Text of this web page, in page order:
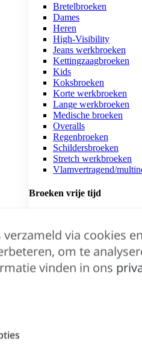
Bretelbroeken
Dames
Heren
High-Visibility
Jeans werkbroeken
Kettingzaagbroeken
Kids
Koksbroeken
Korte werkbroeken
Lange werkbroeken
Medische broeken
Overalls
Regenbroeken
Schildersbroeken
Stretch werkbroeken
Vlamvertragend/
Broeken vrije tijd
Jeansbroeken Vrije Tijd
Joggingbroeken
Riemen
Shorten Vrije Tijd
via cookies
om te
vinden in ons